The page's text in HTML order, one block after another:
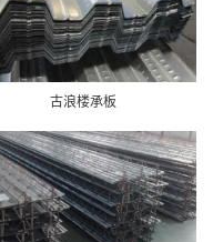
古浪楼承板